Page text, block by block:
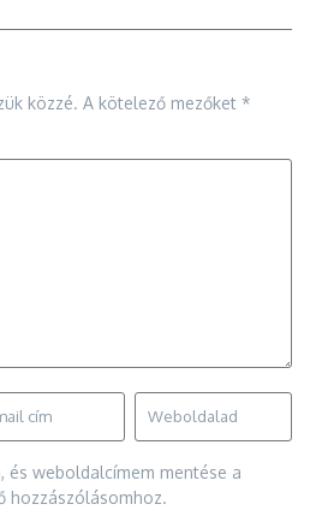
közzé. A kötelező mezőket *
és weboldalcímem mentése a
hozzászólásomhoz.